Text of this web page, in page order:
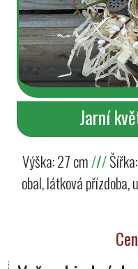
Jarní
Výška: 27 cm///
obal, látková přízdoba,